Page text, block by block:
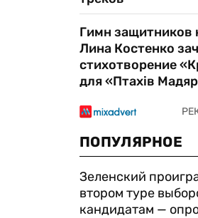
Гимн защитников
Лина Костенко
стихотворение
для «Птахів
ПОПУЛЯРНОЕ
Зеленский
втором туре
кандидатам —